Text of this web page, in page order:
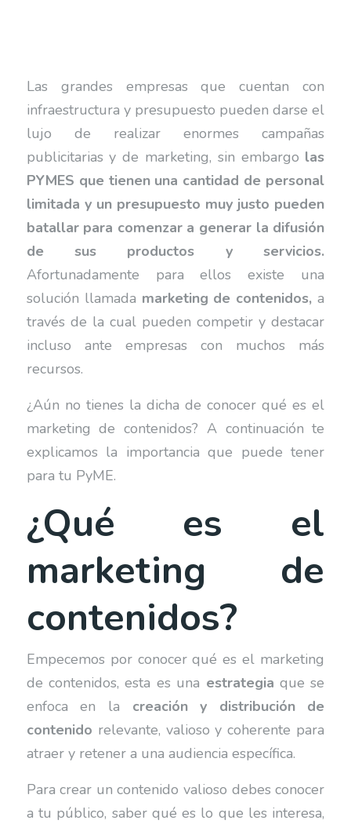
Las grandes empresas que cuentan con
infraestructura y presupuesto pueden darse el
lujo de realizar enormes campañas
publicitarias y de marketing, sin embargo las
PYMES que tienen una cantidad de personal
limitada y un presupuesto muy justo pueden
batallar para comenzar a generar la difusión
de sus productos y servicios.
Afortunadamente para ellos existe una
solución llamada marketing de contenidos, a
través de la cual pueden competir y destacar
incluso ante empresas con muchos más
recursos.
¿Aún no tienes la dicha de conocer qué es el
marketing de contenidos? A continuación te
explicamos la importancia que puede tener
para tu PyME.
¿Qué es el
marketing de
contenidos?
Empecemos por conocer qué es el marketing
de contenidos, esta es una estrategia que se
enfoca en la creación y distribución de
contenido relevante, valioso y coherente para
atraer y retener a una audiencia específica.
Para crear un contenido valioso debes conocer
a tu público, saber qué es lo que les interesa,